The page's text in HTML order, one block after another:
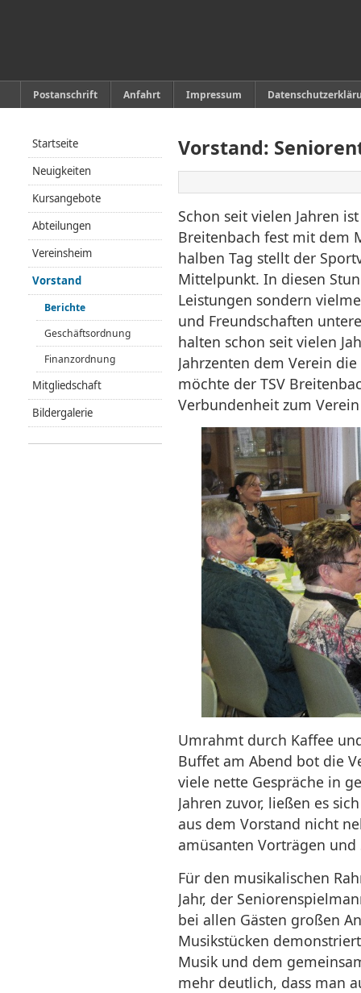
Postanschrift Anfahrt Impressum
Vorstand:
Schon seit vielen Jahren
Breitenbach fest mit dem
halben Tag stellt der
Mittelpunkt. In diesen
Leistungen sondern
und Freundschaften
halten schon seit vielen
Jahrzenten dem Verein
möchte der TSV
Verbundenheit zum
Umrahmt durch Kaffee
Buffet am Abend bot die
viele nette Gespräche in
Jahren zuvor, ließen es
aus dem Vorstand nicht
amüsanten Vorträgen und
Für den musikalischen
Jahr, der
bei allen Gästen großen
Musikstücken
Musik und dem
mehr deutlich, dass man
Startseite
Neuigkeiten
Kursangebote
Abteilungen
Vereinsheim
Vorstand
Berichte
Geschäftsordnung
Finanzordnung
Mitgliedschaft
Bildergalerie